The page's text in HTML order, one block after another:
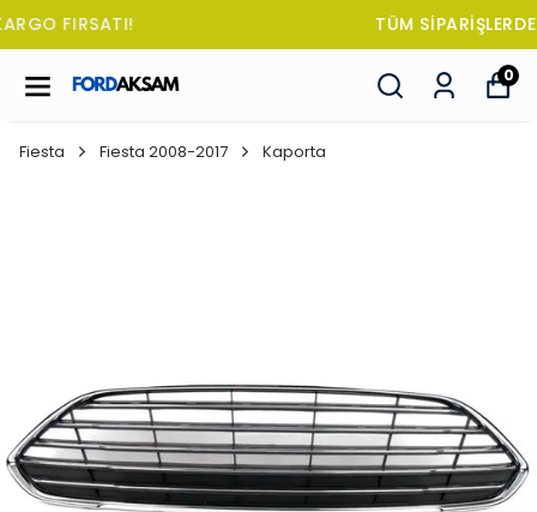
TÜM SİPARİŞLERDE OTO KOKUSU HEDİYE!
0
Fiesta Fiesta 2008-2017 Kaporta